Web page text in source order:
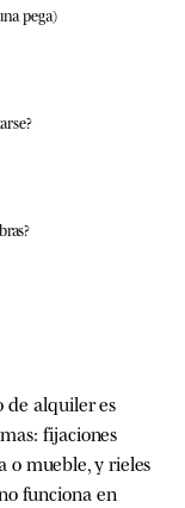
pega)
de alquiler es
fijaciones
o mueble, y rieles
funciona en